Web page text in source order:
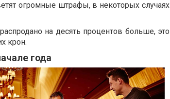
огромные штрафы, в некоторых случаях
на десять процентов больше, это
крон.
года